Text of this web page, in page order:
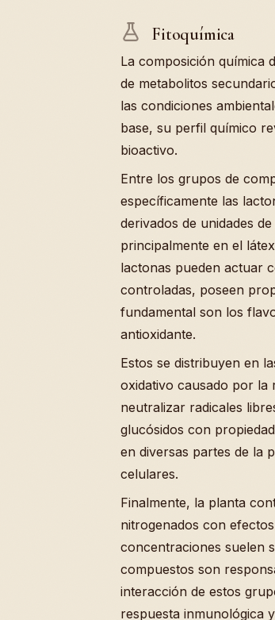
Fitoquímica
La composición química
de metabolitos
las condiciones
base, su perfil químico
bioactivo.
Entre los grupos de
específicamente las
derivados de unidades
principalmente en el
lactonas pueden actuar
controladas, poseen
fundamental son los
antioxidante.
Estos se distribuyen en
oxidativo causado por la
neutralizar radicales
glucósidos con
en diversas partes de la
celulares.
Finalmente, la planta
nitrogenados con
concentraciones suelen
compuestos son
interacción de estos
respuesta inmunológica